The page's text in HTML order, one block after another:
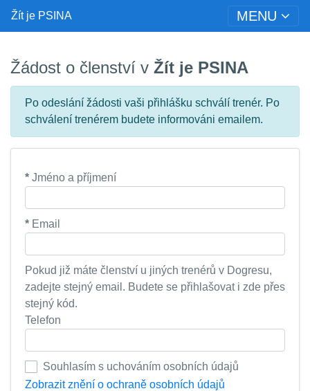
Žít je PSINA MENU
Žádost o členství v Žít je PSINA
Po odeslání žádosti vaši přihlášku schválí trenér. Po
schválení trenérem budete informováni emailem.
* Jméno a příjmení
* Email
Pokud již máte členství u jiných trenérů v Dogresu,
zadejte stejný email. Budete se přihlašovat i zde přes
stejný kód.
Telefon
Souhlasím s uchováním osobních údajů
Zobrazit znění o ochraně osobních údajů